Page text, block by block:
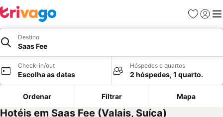
Favoritos
Iniciar
Destino
Saas Fee
Check-in/out
Escolha as datas
Hóspedes e quartos
2 hóspedes, 1 quarto.
Ordenar Filtrar Mapa
Hotéis em Saas Fee (Valais, Suíça)